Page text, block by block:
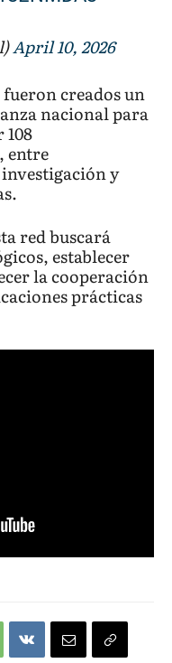
April 10, 2026
creados un
nacional para
entre
y
red buscará
establecer
la cooperación
prácticas